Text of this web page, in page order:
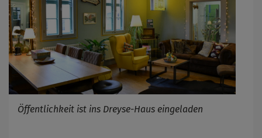
Öffentlichkeit ist ins Dreyse-Haus eingeladen